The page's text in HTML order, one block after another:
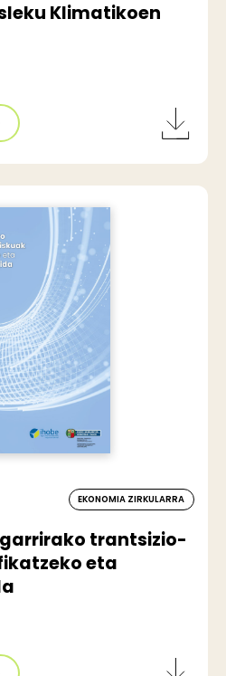
Klimatikoen
EKONOMIA ZIRKULARRA
trantsizio-
eta